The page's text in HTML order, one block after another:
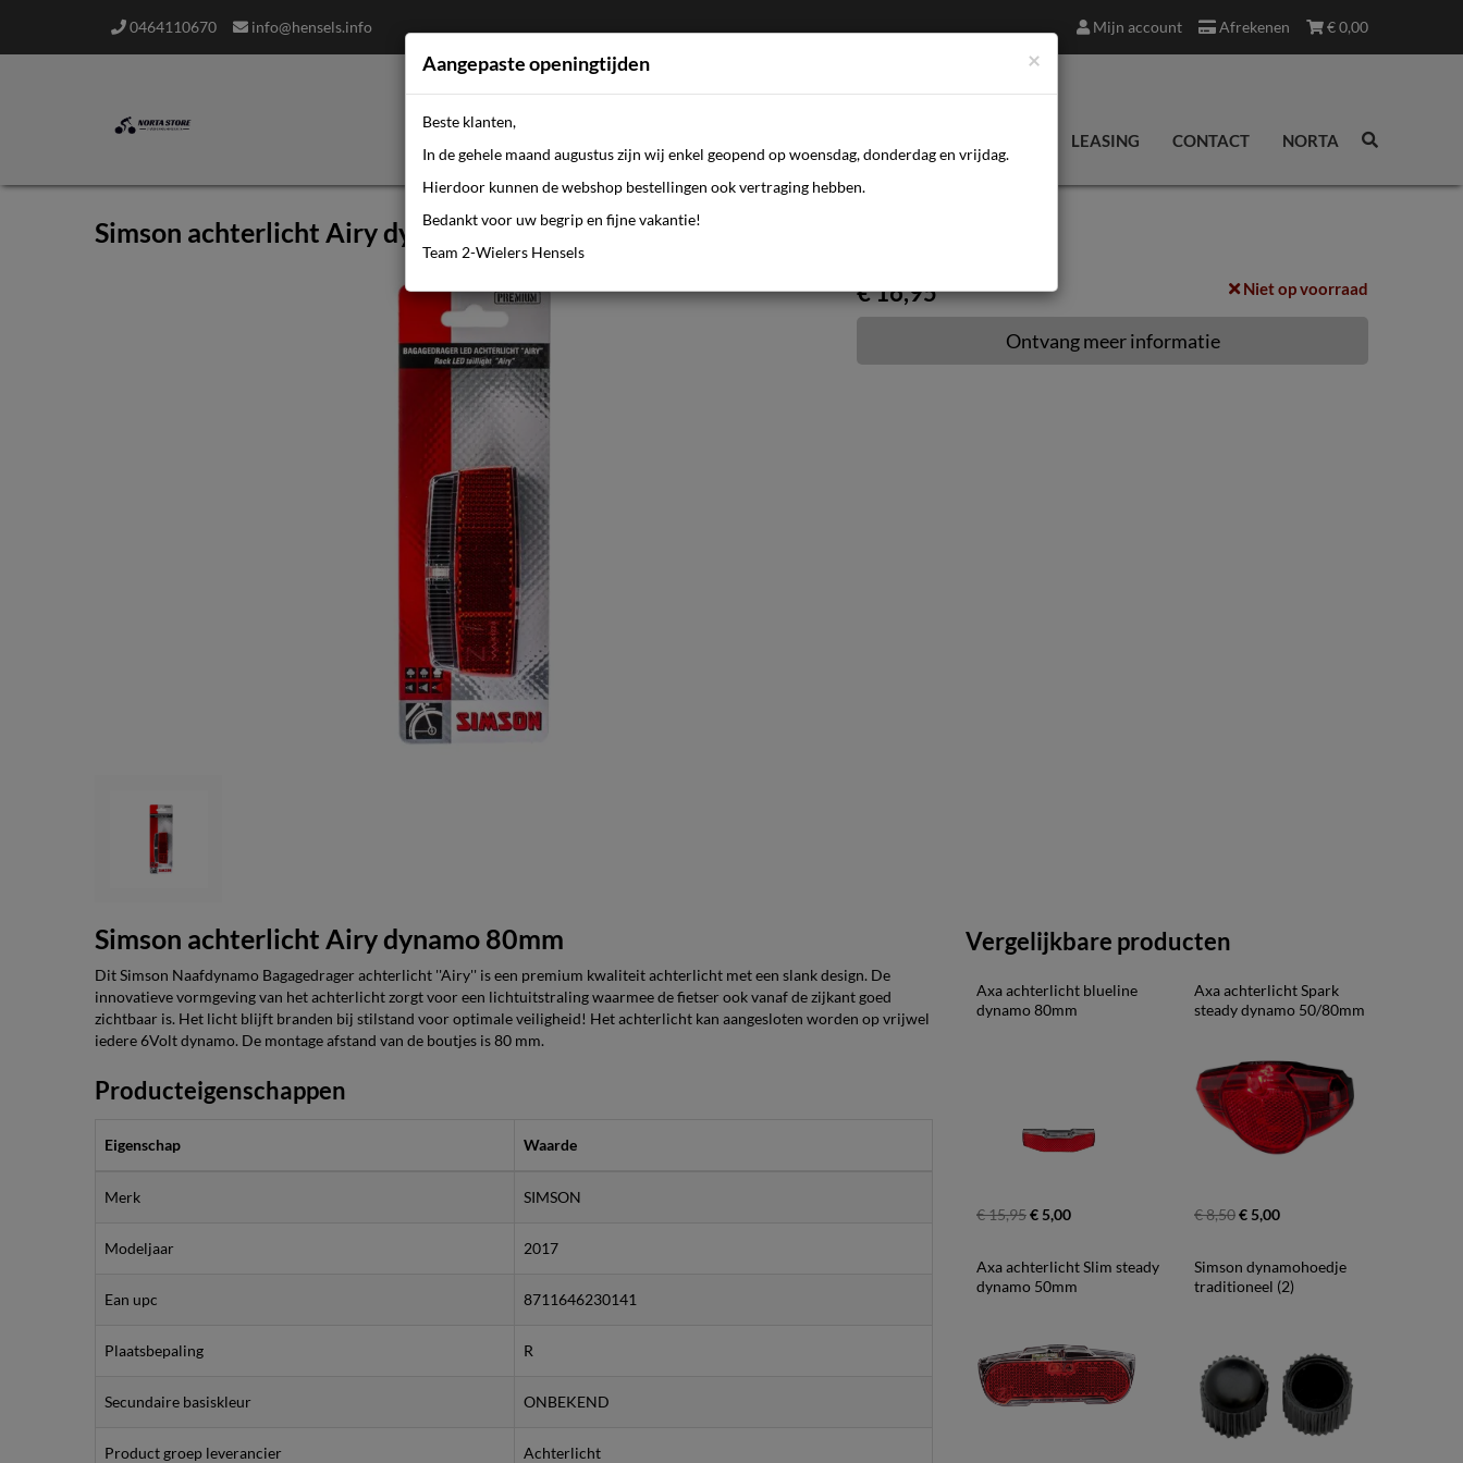
0464110670 info@hensels.info €0,00
Afrekenen
Mijn account
LEASING CONTACT NORTA
Simson achterlicht Airy dynamo 80mm
€ 16,95 Niet op voorraad
Ontvang meer informatie
Simson achterlicht Airy dynamo 80mm
Dit Simson Naafdynamo Bagagedrager achterlicht ''Airy'' is een premium kwaliteit achterlicht met een slank design. De
innovatieve vormgeving van het achterlicht zorgt voor een lichtuitstraling waarmee de fietser ook vanaf de zijkant goed
zichtbaar is. Het licht blijft branden bij stilstand voor optimale veiligheid! Het achterlicht kan aangesloten worden op vrijwel
iedere 6Volt dynamo. De montage afstand van de boutjes is 80 mm.
Producteigenschappen
Eigenschap Waarde
Merk SIMSON
Modeljaar 2017
Ean upc 8711646230141
Plaatsbepaling R
Secundaire basiskleur ONBEKEND
Product groep leverancier Achterlicht
Vergelijkbare producten
Axa achterlicht blueline
dynamo 80mm
€ 15,95€ 5,00
Axa achterlicht Spark
steady dynamo 50/80mm
€ 8,50€ 5,00
Axa achterlicht Slim steady
dynamo 50mm
Simson dynamohoedje
traditioneel (2)
×
Aangepaste openingtijden
Beste klanten,
In de gehele maand augustus zijn wij enkel geopend op woensdag, donderdag en vrijdag.
Hierdoor kunnen de webshop bestellingen ook vertraging hebben.
Bedankt voor uw begrip en fijne vakantie!
Team 2-Wielers Hensels